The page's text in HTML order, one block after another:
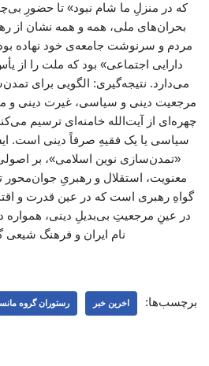
که در منزلِ ما شام نبود» تا حضورِ
بحران‌های ملی، همه و همه نشان از
مردم و سرنوشت جامعه‌ی خود نهاده
دارایی اجتماعی» بود که ملت را از
می‌دارد. نتیجه‌گیری: الگویی برای
مرجعیت دینی و سیاسی، غیرت دینی و
چهره‌ای از آیت‌الله خامنه‌ای ترسیم
سیاسی یا یک فقیهِ صرفاً دینی است.
«تمدن‌سازی نوین اسلامی»، بر
معنویت، استقلال و رهبریِ جوان‌محور
گواهِ رهبری است که در عین قدرت و
در عینِ مرجعیتِ بی‌بدیلِ دینی، همواره
نام ایران و فرهنگ شیعی
برچسب‌ها: اخرین خبر رستوران گروه